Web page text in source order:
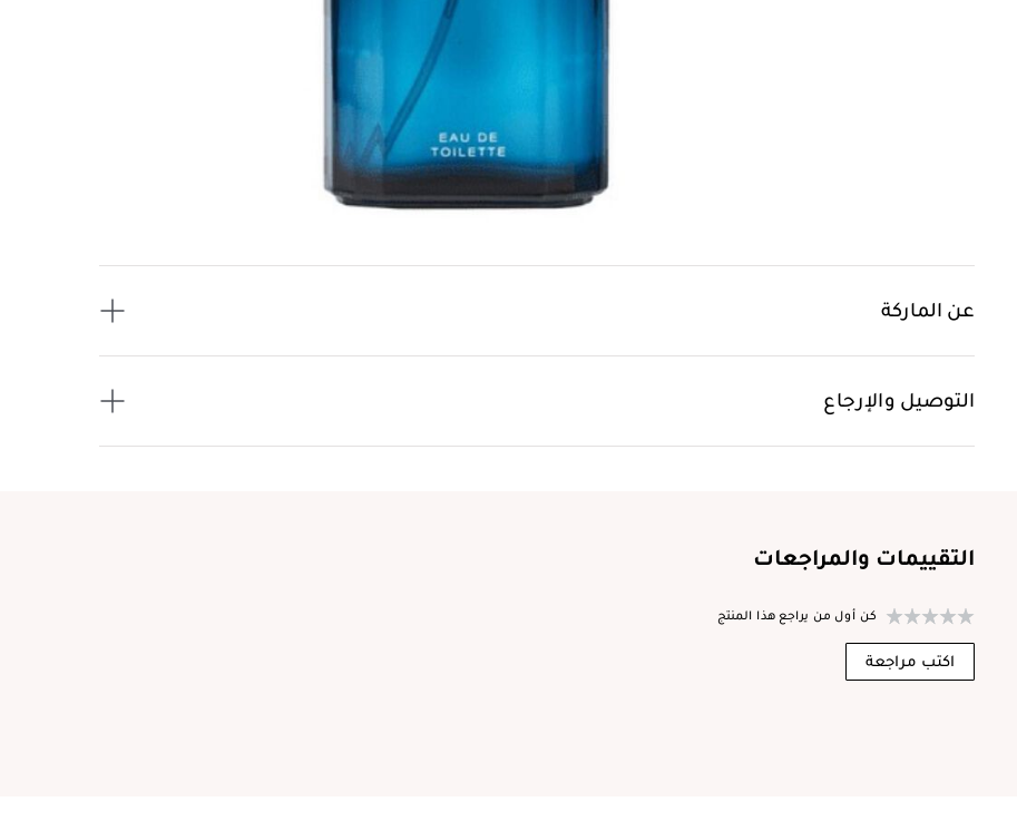
عن الماركة
التوصيل والإرجاع
التقييمات والمراجعات
كن أول من يراجع هذا المنتج
اكتب مراجعة